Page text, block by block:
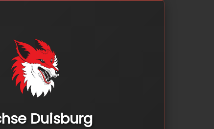
Duisburg